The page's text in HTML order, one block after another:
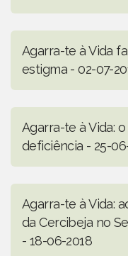
Agarra-te à Vida
estigma - 02-07-
Agarra-te à Vida:
deficiência - 25-
Agarra-te à Vida:
da Cercibeja no
- 18-06-2018